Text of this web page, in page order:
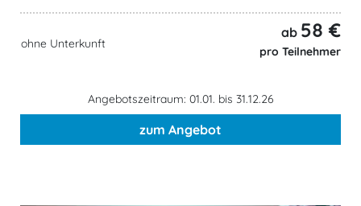
ohne Unterkunft
ab 58 €
pro Teilnehmer
Angebotszeitraum: 01.01. bis 31.12.26
zum Angebot